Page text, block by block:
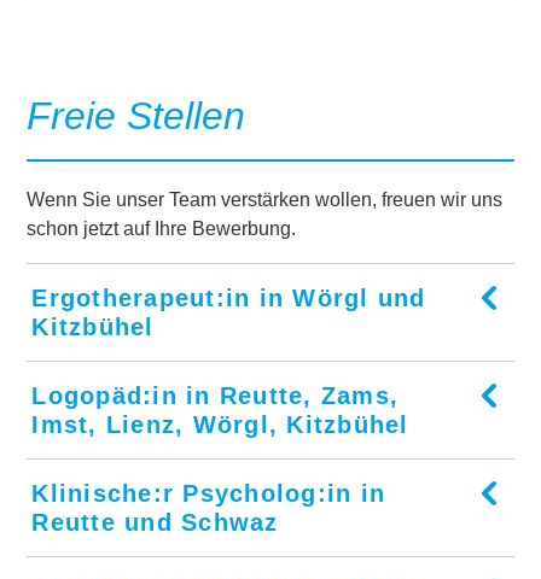
Freie Stellen
Wenn Sie unser Team verstärken wollen, freuen wir uns
schon jetzt auf Ihre Bewerbung.
Ergotherapeut:in in Wörgl und
Kitzbühel
Ergotherapeut:in im Therapiezentrum Wörgl
Logopäd:in in Reutte, Zams,
Imst, Lienz, Wörgl, Kitzbühel
Logopäd:in im Therapiezentrum Reutte
Klinische:r Psycholog:in in
Reutte und Schwaz